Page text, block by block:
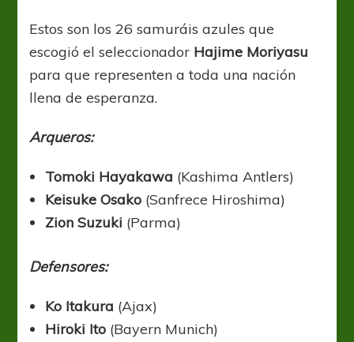
Estos son los 26 samuráis azules que
escogió el seleccionador Hajime Moriyasu
para que representen a toda una nación
llena de esperanza.
Arqueros:
Tomoki Hayakawa (Kashima Antlers)
Keisuke Osako (Sanfrece Hiroshima)
Zion Suzuki (Parma)
Defensores:
Ko Itakura (Ajax)
Hiroki Ito (Bayern Munich)